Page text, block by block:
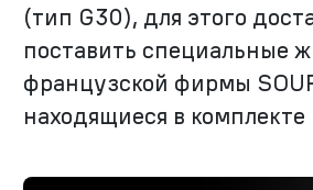
(тип G30), для этого
поставить специальные
французской фирмы
находящиеся в комплекте